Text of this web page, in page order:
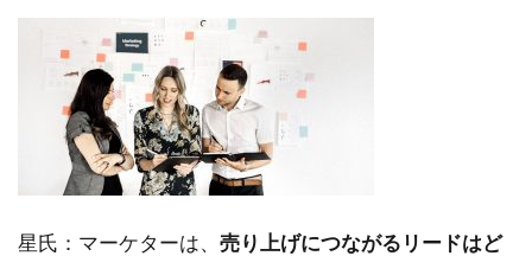
星氏：マーケターは、 売り上げにつながるリードはど